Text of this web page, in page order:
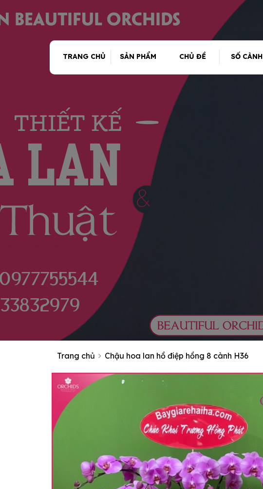
TRANG CHỦ SẢN PHẨM CHỦ ĐỀ SỐ CÀNH
Trang chủ Chậu hoa lan hồ điệp hồng 8 cành H36